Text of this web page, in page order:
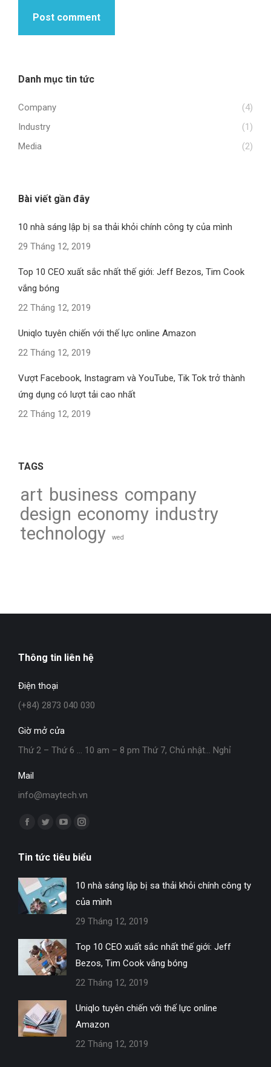
Post comment
Danh mục tin tức
Company
(4)
Industry
(1)
Media
(2)
Bài viết gần đây
10 nhà sáng lập bị sa thải khỏi chính công ty của mình
29 Tháng 12, 2019
Top 10 CEO xuất sắc nhất thế giới: Jeff Bezos, Tim Cook
vắng bóng
22 Tháng 12, 2019
Uniqlo tuyên chiến với thế lực online Amazon
22 Tháng 12, 2019
Vượt Facebook, Instagram và YouTube, Tik Tok trở thành
ứng dụng có lượt tải cao nhất
22 Tháng 12, 2019
TAGS
art business company
design economy industry
technology
wed
Thông tin liên hệ
Điện thoại
(+84) 2873 040 030
Giờ mở cửa
Thứ 2 – Thứ 6 … 10 am – 8 pm Thứ 7, Chủ nhật… Nghỉ
Mail
info@maytech.vn
Find us on:
Facebook
opens
in
new
window
Twitter
opens
in
new
window
YouTube
opens
in
new
window
Instagram
opens
new
window
Tin tức tiêu biểu
10 nhà sáng lập bị sa thải khỏi chính công ty
của mình
29 Tháng 12, 2019
Top 10 CEO xuất sắc nhất thế giới: Jeff
Bezos, Tim Cook vắng bóng
22 Tháng 12, 2019
Uniqlo tuyên chiến với thế lực online
Amazon
22 Tháng 12, 2019